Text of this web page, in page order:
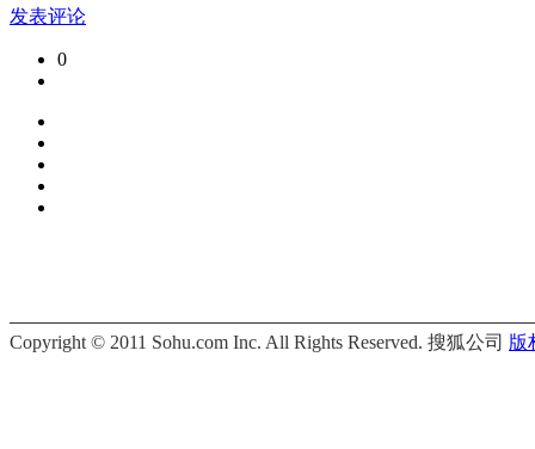
发表评论
0
Copyright © 2011 Sohu.com Inc. All Rights Reserved. 搜狐公司 版